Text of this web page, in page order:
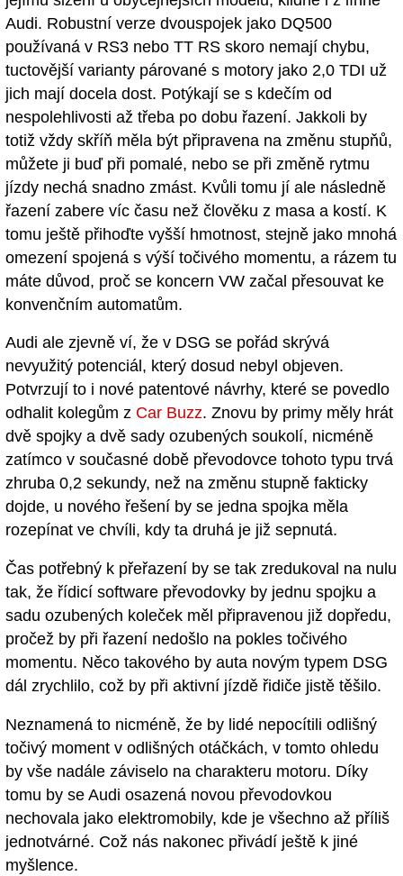
Audi. Robustní verze dvouspojek jako DQ500
používaná v RS3 nebo TT RS skoro nemají chybu,
tuctovější varianty párované s motory jako 2,0 TDI už
jich mají docela dost. Potýkají se s kdečím od
nespolehlivosti až třeba po dobu řazení. Jakkoli by
totiž vždy skříň měla být připravena na změnu stupňů,
můžete ji buď při pomalé, nebo se při změně rytmu
jízdy nechá snadno zmást. Kvůli tomu jí ale následně
řazení zabere víc času než člověku z masa a kostí. K
tomu ještě přihoďte vyšší hmotnost, stejně jako mnohá
omezení spojená s výší točivého momentu, a rázem tu
máte důvod, proč se koncern VW začal přesouvat ke
konvenčním automatům.
Audi ale zjevně ví, že v DSG se pořád skrývá
nevyužitý potenciál, který dosud nebyl objeven.
Potvrzují to i nové patentové návrhy, které se povedlo
odhalit kolegům z Car Buzz. Znovu by primy měly hrát
dvě spojky a dvě sady ozubených soukolí, nicméně
zatímco v současné době převodovce tohoto typu trvá
zhruba 0,2 sekundy, než na změnu stupně fakticky
dojde, u nového řešení by se jedna spojka měla
rozepínat ve chvíli, kdy ta druhá je již sepnutá.
Čas potřebný k přeřazení by se tak zredukoval na nulu
tak, že řídicí software převodovky by jednu spojku a
sadu ozubených koleček měl připravenou již dopředu,
pročež by při řazení nedošlo na pokles točivého
momentu. Něco takového by auta novým typem DSG
dál zrychlilo, což by při aktivní jízdě řidiče jistě těšilo.
Neznamená to nicméně, že by lidé nepocítili odlišný
točivý moment v odlišných otáčkách, v tomto ohledu
by vše nadále záviselo na charakteru motoru. Díky
tomu by se Audi osazená novou převodovkou
nechovala jako elektromobily, kde je všechno až příliš
jednotvárné. Což nás nakonec přivádí ještě k jiné
myšlence.